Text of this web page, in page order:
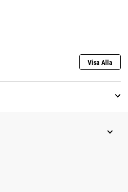
Visa Alla